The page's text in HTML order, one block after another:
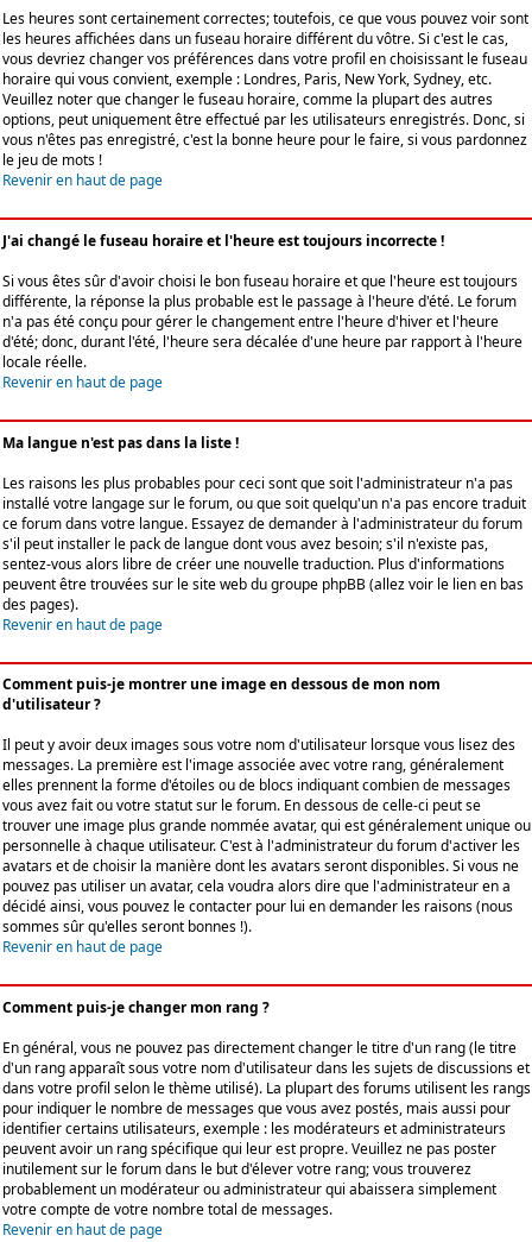
Les heures sont certainement correctes; toutefois, ce que vous pouvez voir sont
les heures affichées dans un fuseau horaire différent du vôtre. Si c'est le cas,
vous devriez changer vos préférences dans votre profil en choisissant le fuseau
horaire qui vous convient, exemple : Londres, Paris, New York, Sydney, etc.
Veuillez noter que changer le fuseau horaire, comme la plupart des autres
options, peut uniquement être effectué par les utilisateurs enregistrés. Donc, si
vous n'êtes pas enregistré, c'est la bonne heure pour le faire, si vous pardonnez
le jeu de mots !
Revenir en haut de page
J'ai changé le fuseau horaire et l'heure est toujours incorrecte !
Si vous êtes sûr d'avoir choisi le bon fuseau horaire et que l'heure est toujours
différente, la réponse la plus probable est le passage à l'heure d'été. Le forum
n'a pas été conçu pour gérer le changement entre l'heure d'hiver et l'heure
d'été; donc, durant l'été, l'heure sera décalée d'une heure par rapport à l'heure
locale réelle.
Revenir en haut de page
Ma langue n'est pas dans la liste !
Les raisons les plus probables pour ceci sont que soit l'administrateur n'a pas
installé votre langage sur le forum, ou que soit quelqu'un n'a pas encore traduit
ce forum dans votre langue. Essayez de demander à l'administrateur du forum
s'il peut installer le pack de langue dont vous avez besoin; s'il n'existe pas,
sentez-vous alors libre de créer une nouvelle traduction. Plus d'informations
peuvent être trouvées sur le site web du groupe phpBB (allez voir le lien en bas
des pages).
Revenir en haut de page
Comment puis-je montrer une image en dessous de mon nom
d'utilisateur ?
Il peut y avoir deux images sous votre nom d'utilisateur lorsque vous lisez des
messages. La première est l'image associée avec votre rang, généralement
elles prennent la forme d'étoiles ou de blocs indiquant combien de messages
vous avez fait ou votre statut sur le forum. En dessous de celle-ci peut se
trouver une image plus grande nommée avatar, qui est généralement unique ou
personnelle à chaque utilisateur. C'est à l'administrateur du forum d'activer les
avatars et de choisir la manière dont les avatars seront disponibles. Si vous ne
pouvez pas utiliser un avatar, cela voudra alors dire que l'administrateur en a
décidé ainsi, vous pouvez le contacter pour lui en demander les raisons (nous
sommes sûr qu'elles seront bonnes !).
Revenir en haut de page
Comment puis-je changer mon rang ?
En général, vous ne pouvez pas directement changer le titre d'un rang (le titre
d'un rang apparaît sous votre nom d'utilisateur dans les sujets de discussions et
dans votre profil selon le thème utilisé). La plupart des forums utilisent les rangs
pour indiquer le nombre de messages que vous avez postés, mais aussi pour
identifier certains utilisateurs, exemple : les modérateurs et administrateurs
peuvent avoir un rang spécifique qui leur est propre. Veuillez ne pas poster
inutilement sur le forum dans le but d'élever votre rang; vous trouverez
probablement un modérateur ou administrateur qui abaissera simplement
votre compte de votre nombre total de messages.
Revenir en haut de page